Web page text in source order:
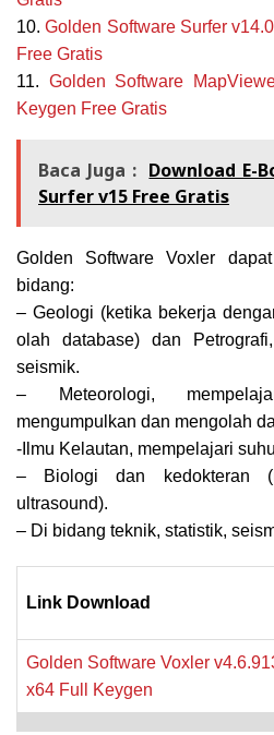
10.Golden Software Surfer
Free Gratis
11. Golden Software
Keygen Free Gratis
Baca Juga : Download E-
Surfer v15 Free Gratis
Golden Software Voxler
bidang:
– Geologi (ketika bekerja
olah database) dan
seismik.
– Meteorologi,
mengumpulkan dan mengolah
-Ilmu Kelautan, mempelajari
– Biologi dan kedokteran
ultrasound).
– Di bidang teknik, statistik,
Link Download
Golden Software Voxler
x64 Full Keygen